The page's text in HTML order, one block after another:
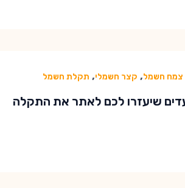
צמח חשמל, קצר חשמלי, תקלת חשמל